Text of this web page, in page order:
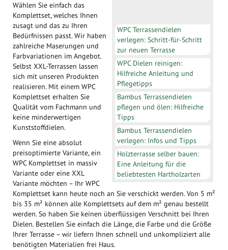
WPC Terrassendielen
verlegen: Schritt-für-Schritt
zur neuen Terrasse
WPC Dielen reinigen:
Hilfreiche Anleitung und
Pflegetipps
Bambus Terrassendielen
pflegen und ölen: Hilfreiche
Tipps
Bambus Terrassendielen
verlegen: Infos und Tipps
Holzterrasse selber bauen:
Eine Anleitung für die
beliebtesten Hartholzarten
Wählen Sie einfach das
Komplettset, welches Ihnen
zusagt und das zu Ihren
Bedürfnissen passt. Wir haben
zahlreiche Maserungen und
Farbvariationen im Angebot.
Selbst XXL-Terrassen lassen
sich mit unseren Produkten
realisieren. Mit einem WPC
Komplettset erhalten Sie
Qualität vom Fachmann und
keine minderwertigen
Kunststoffdielen.
Wenn Sie eine absolut
preisoptimierte Variante, ein
WPC Komplettset in massiv
Variante oder eine XXL
Variante möchten – Ihr WPC
Komplettset kann heute noch an Sie verschickt werden. Von 5 m²
bis 35 m² können alle Komplettsets auf dem m² genau bestellt
werden. So haben Sie keinen überflüssigen Verschnitt bei Ihren
Dielen. Bestellen Sie einfach die Länge, die Farbe und die Größe
Ihrer Terrasse – wir liefern Ihnen schnell und unkompliziert alle
benötigten Materialien frei Haus.